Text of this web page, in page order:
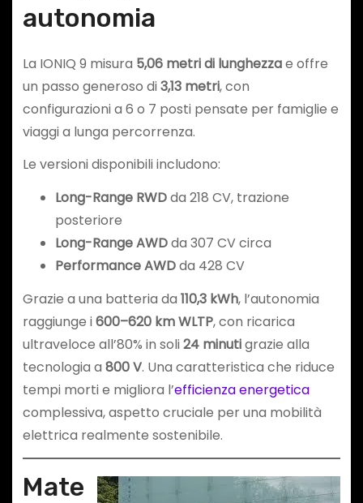
autonomia
La IONIQ 9 misura 5,06 metri di lunghezzae offre
un passo generoso di3,13 metri, con
configurazioni a 6 o 7 posti pensate per famiglie e
viaggi a lunga percorrenza.
Le versioni disponibili includono:
Long-Range RWDda 218 CV, trazione
posteriore
Long-Range AWDda 307 CV circa
Performance AWDda 428 CV
Grazie a una batteria da 110,3 kWh, l’autonomia
raggiunge i600–620 km WLTP, con ricarica
ultraveloce all’80% in soli24 minutigrazie alla
tecnologia a 800 V. Una caratteristica che riduce
tempi morti e migliora l’efficienza energetica
complessiva, aspetto cruciale per una mobilità
elettrica realmente sostenibile.
Mate